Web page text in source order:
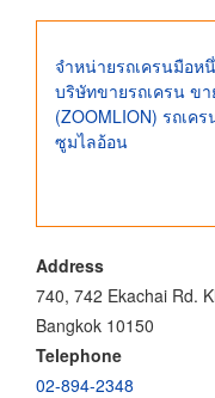
จำหน่ายรถเครนมือห
บริษัทขายรถเครน ข
(ZOOMLION) รถเค
ซูมไลอ้อน
Address
740, 742 Ekachai Rd.
Bangkok 10150
Telephone
02-894-2348